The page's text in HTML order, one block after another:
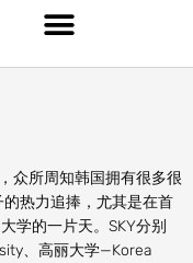
所周知韩国拥有很多很
热力追捧，尤其是在首
学的一片天。SKY分别
、高丽大学—Korea